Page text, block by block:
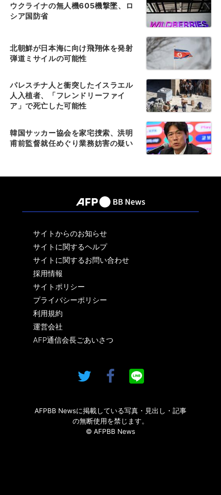
ウクライナの無人機605機撃墜、ロ
シア国防省
北朝鮮が日本海に向け飛翔体を発射
弾道ミサイルの可能性
パレスチナ人と衝突したイスラエル
人入植者、「フレンドリーファイ
ア」で死亡した可能性
韓国サッカー協会を家宅捜索、洪明
甫前監督就任めぐり業務妨害の疑い
サイトからのお知らせ
サイトに関するヘルプ
サイトに関するお問い合わせ
採用情報
サイトポリシー
プライバシーポリシー
利用規約
運営会社
AFP通信会長ごあいさつ
AFPBB Newsに掲載している写真・見出し・記事
の無断使用を禁じます。
© AFPBB News